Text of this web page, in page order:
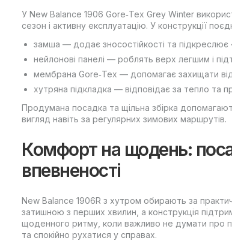
У New Balance 1906 Gore‑Tex Grey Winter
сезон і активну експлуатацію. У конструкції
замша — додає зносостійкості та підкреслює
нейлонові панелі — роблять верх легшим і
мембрана Gore‑Tex — допомагає захищати
хутряна підкладка — відповідає за тепло та
Продумана посадка та щільна збірка
вигляд навіть за регулярних зимових маршрутів.
Комфорт на щодень:
впевненості
New Balance 1906R з хутром обирають за
затишною з перших хвилин, а конструкція
щоденного ритму, коли важливо не думати про
та спокійно рухатися у справах.